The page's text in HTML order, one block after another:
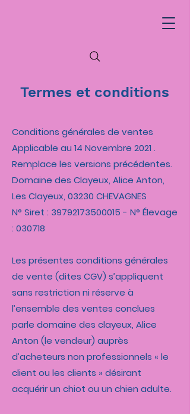
Termes et conditions
Conditions générales de ventes
Applicable au 14 Novembre 2021 .
Remplace les versions précédentes.
Domaine des Clayeux, Alice Anton,
Les Clayeux, 03230 CHEVAGNES
N° Siret : 39792173500015 - N° Élevage
: 030718
Les présentes conditions générales
de vente (dites CGV) s’appliquent
sans restriction ni réserve à
l’ensemble des ventes conclues
parle domaine des clayeux, Alice
Anton (le vendeur) auprès
d’acheteurs non professionnels « le
client ou les clients » désirant
acquérir un chiot ou un chien adulte.